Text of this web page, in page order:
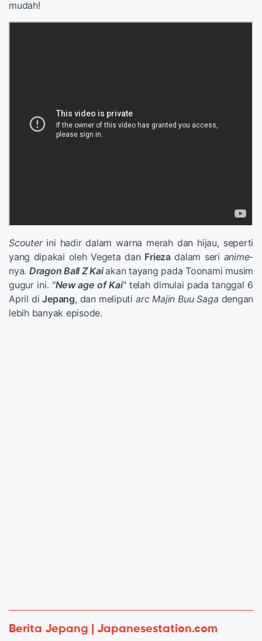
mudah!
Scouter ini hadir dalam warna merah dan hijau, seperti
yang dipakai oleh Vegeta dan Friezadalam seri anime-
nya. Dragon Ball Z Kaiakan tayang pada Toonami musim
gugur ini. "New age of Kai" telah dimulai pada tanggal 6
April diJepang, dan meliputiarc Majin Buu Saga dengan
lebih banyak episode.
Berita Jepang | Japanesestation.com